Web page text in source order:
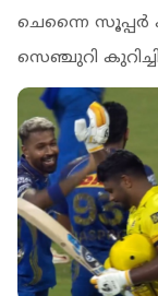
ചെന്നൈ സൂപ്പർ
സെഞ്ചുറി